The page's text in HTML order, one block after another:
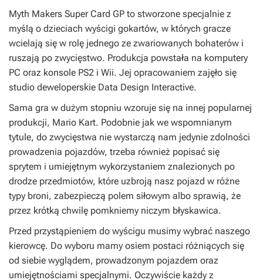
Myth Makers Super Card GP to stworzone specjalnie z
myślą o dzieciach wyścigi gokartów, w których gracze
wcielają się w rolę jednego ze zwariowanych bohaterów i
ruszają po zwycięstwo. Produkcja powstała na komputery
PC oraz konsole PS2 i Wii. Jej opracowaniem zajęło się
studio deweloperskie Data Design Interactive.
Sama gra w dużym stopniu wzoruje się na innej popularnej
produkcji, Mario Kart. Podobnie jak we wspomnianym
tytule, do zwycięstwa nie wystarczą nam jedynie zdolności
prowadzenia pojazdów, trzeba również popisać się
sprytem i umiejętnym wykorzystaniem znalezionych po
drodze przedmiotów, które uzbroją nasz pojazd w różne
typy broni, zabezpieczą polem siłowym albo sprawią, że
przez krótką chwilę pomkniemy niczym błyskawica.
Przed przystąpieniem do wyścigu musimy wybrać naszego
kierowcę. Do wyboru mamy osiem postaci różniących się
od siebie wyglądem, prowadzonym pojazdem oraz
umiejętnościami specjalnymi. Oczywiście każdy z